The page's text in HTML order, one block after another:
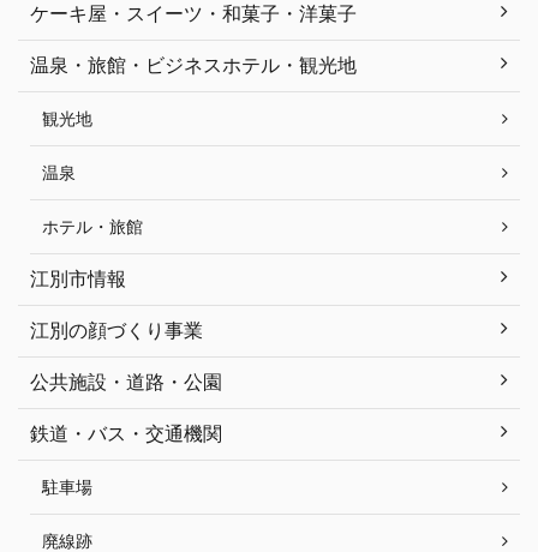
ケーキ屋・スイーツ・和菓子・洋菓子
温泉・旅館・ビジネスホテル・観光地
観光地
温泉
ホテル・旅館
江別市情報
江別の顔づくり事業
公共施設・道路・公園
鉄道・バス・交通機関
駐車場
廃線跡